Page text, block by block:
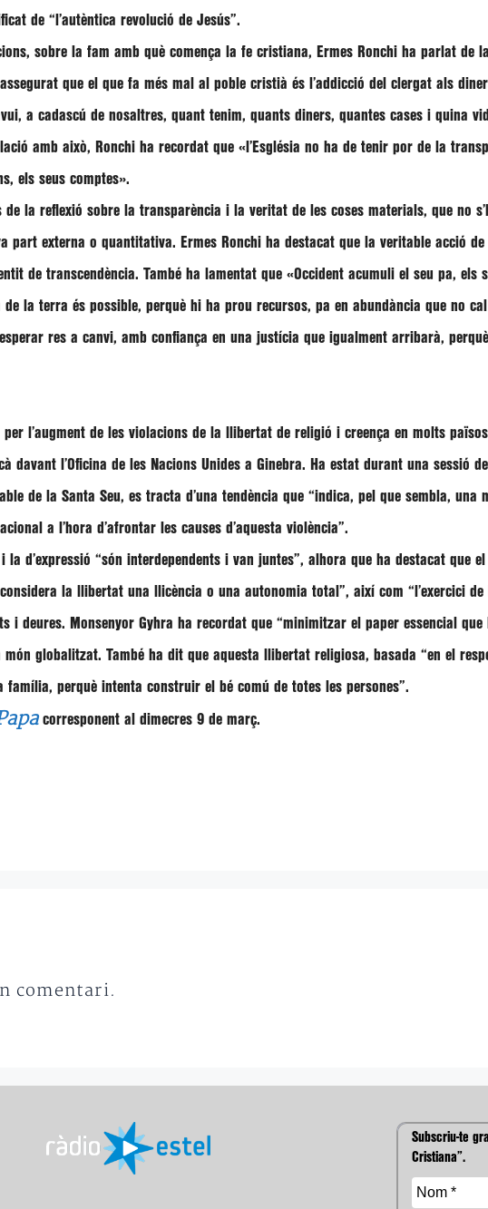
de “l’autèntica revolució de Jesús”.
sobre la fam amb què comença la fe cristiana, Ermes Ronchi ha parlat de
que el que fa més mal al poble cristià és l’addicció del clergat als
a cadascú de nosaltres, quant tenim, quants diners, quantes cases i quina
amb això, Ronchi ha recordat que «l’Església no ha de tenir por de la
els seus comptes».
la reflexió sobre la transparència i la veritat de les coses materials, que no
part externa o quantitativa. Ermes Ronchi ha destacat que la veritable acció
de transcendència. També ha lamentat que «Occident acumuli el seu pa, els
la terra és possible, perquè hi ha prou recursos, pa en abundància que no
res a canvi, amb confiança en una justícia que igualment arribarà,
per l’augment de les violacions de la llibertat de religió i creença en molts
davant l’Oficina de les Nacions Unides a Ginebra. Ha estat durant una sessió
de la Santa Seu, es tracta d’una tendència que “indica, pel que sembla, una
a l’hora d’afrontar les causes d’aquesta violència”.
d’expressió “són interdependents i van juntes”, alhora que ha destacat que
la llibertat una llicència o una autonomia total”, així com “l’exercici
i deures. Monsenyor Gyhra ha recordat que “minimitzar el paper essencial
món globalitzat. També ha dit que aquesta llibertat religiosa, basada “en el
família, perquè intenta construir el bé comú de totes les persones”.
corresponent al dimecres 9 de març.
comentari.
Subscriu-te
Cristiana”.